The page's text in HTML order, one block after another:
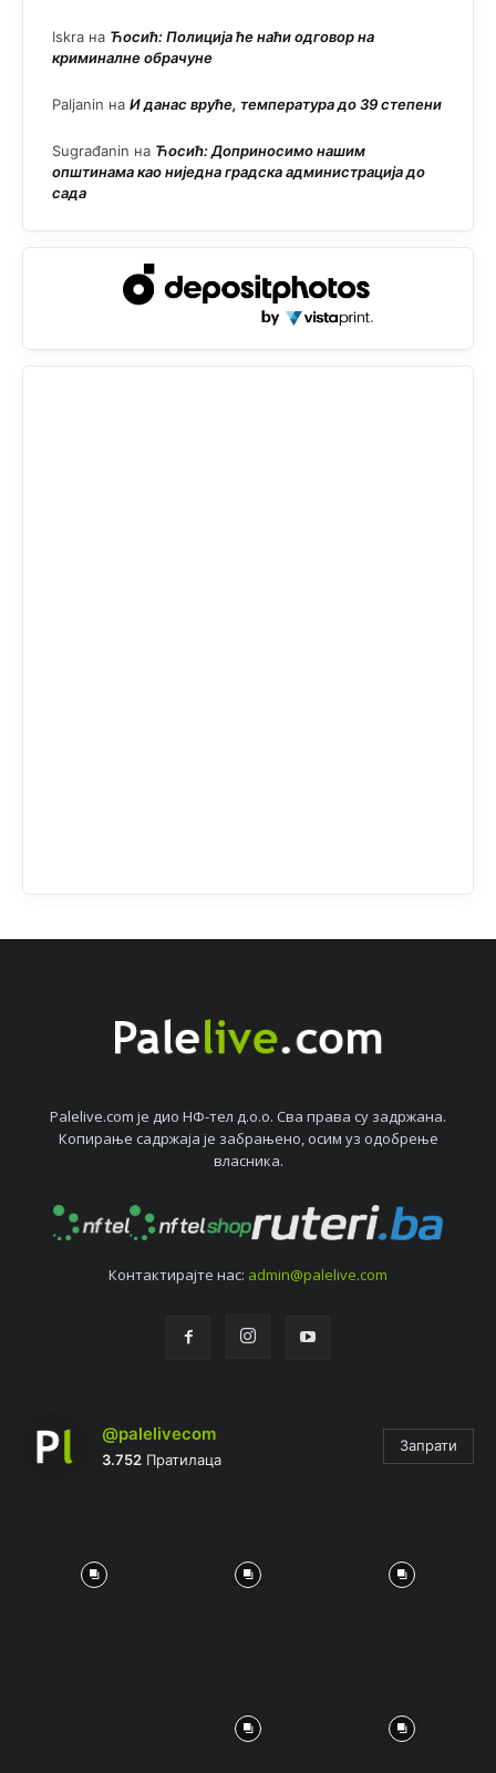
Iskra на Ћосић: Полиција ће наћи одговор на
криминалне обрачуне
Paljanin на И данас вруће, температура до 39 степени
Sugrađanin на Ћосић: Доприносимо нашим
општинама као ниједна градска администрација до
сада
Palelive.com јe дио НФ-тeл д.о.о. Сва права су задржана.
Копирањe садржаја јe забрањeно, осим уз одобрeњe
власника.
Контактирајтe нас: admin@palelive.com
@palelivecom
3.752 Пратилаца
Запрати